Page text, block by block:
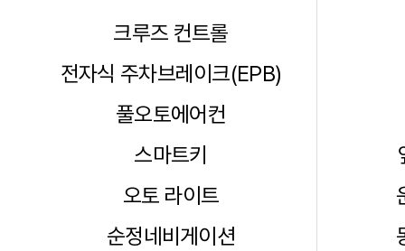
크루즈 컨트롤
전자식 주차브레이크(EPB)
풀오토에어컨
스마트키
오토 라이트
순정네비게이션